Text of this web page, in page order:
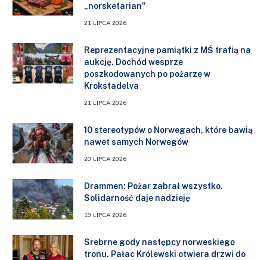
„norsketarian”
21 LIPCA 2026
Reprezentacyjne pamiątki z MŚ trafią na
aukcję. Dochód wesprze
poszkodowanych po pożarze w
Krokstadelva
21 LIPCA 2026
10 stereotypów o Norwegach, które bawią
nawet samych Norwegów
20 LIPCA 2026
Drammen: Pożar zabrał wszystko.
Solidarność daje nadzieję
19 LIPCA 2026
Srebrne gody następcy norweskiego
tronu. Pałac Królewski otwiera drzwi do